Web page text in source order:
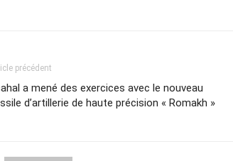
précédent
a mené des exercices avec le nouveau
d’artillerie de haute précision « Romakh »